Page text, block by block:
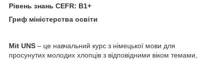
Рівень знань CEFR: B1+
Гриф міністерства освіти
Mit UNS – це навчальний курс з німецької мови для
просунутих молодих хлопців з відповідними віком темами,